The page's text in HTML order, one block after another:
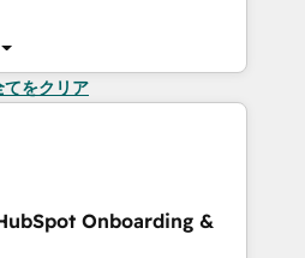
てをクリア
Onboarding &